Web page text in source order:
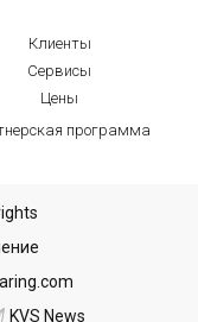
Клиенты
Сервисы
Цены
программа
KVS News